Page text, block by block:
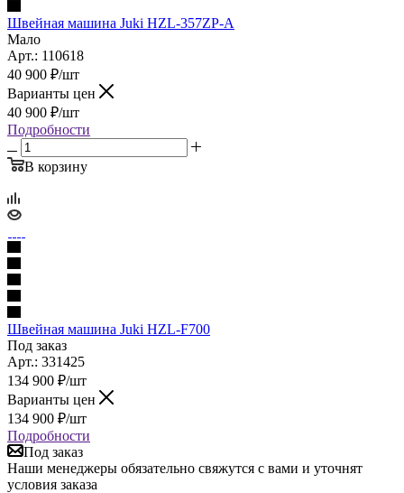
Швейная машина Juki HZL-357ZP-A
Мало
Арт.: 110618
40 900 ₽/шт
Варианты цен
40 900 ₽/шт
Подробности
В корзину
Швейная машина Juki HZL-F700
Под заказ
Арт.: 331425
134 900 ₽/шт
Варианты цен
134 900 ₽/шт
Подробности
Под заказ
Наши менеджеры обязательно свяжутся с вами и уточнят
условия заказа